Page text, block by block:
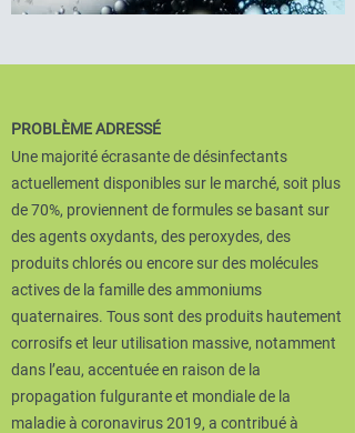
PROBLÈME ADRESSÉ
Une majorité écrasante de désinfectants
actuellement disponibles sur le marché, soit plus
de 70%, proviennent de formules se basant sur
des agents oxydants, des peroxydes, des
produits chlorés ou encore sur des molécules
actives de la famille des ammoniums
quaternaires. Tous sont des produits hautement
corrosifs et leur utilisation massive, notamment
dans l’eau, accentuée en raison de la
propagation fulgurante et mondiale de la
maladie à coronavirus 2019, a contribué à